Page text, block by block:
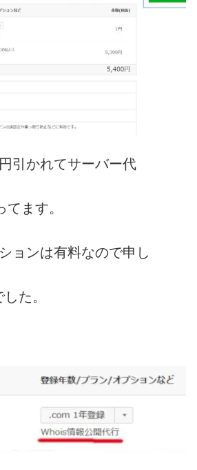
引かれてサーバー代
ます。
ョンは有料なので申し
た。